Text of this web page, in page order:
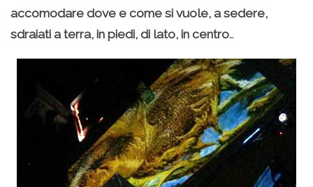
accomodare dove e come si vuole, a sedere,
sdraiati a terra, in piedi, di lato, in centro…